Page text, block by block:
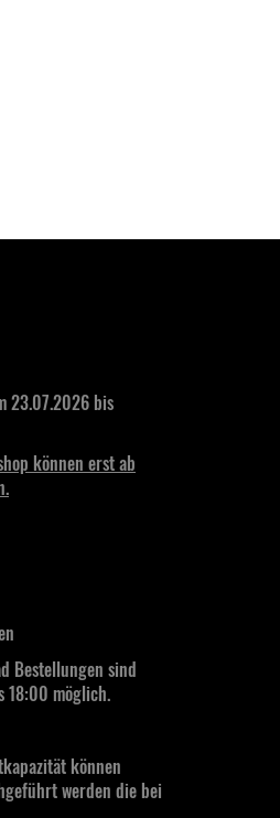
23.07.2026 bis
können erst ab
Bestellungen sind
18:00 möglich.
können
werden die bei